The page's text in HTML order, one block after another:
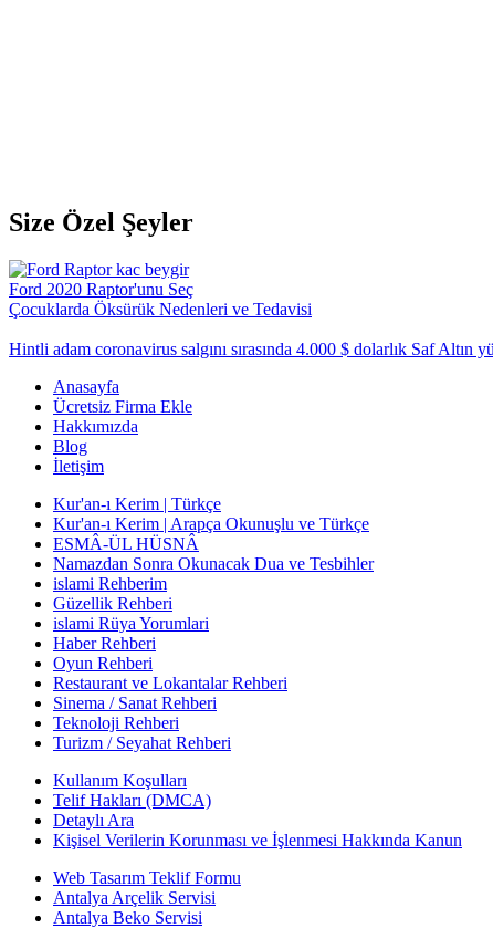
Size Özel Şeyler
Ford 2020 Raptor'unu Seç
Çocuklarda Öksürük Nedenleri ve Tedavisi
Hintli adam coronavirus salgını sırasında 4.000 $ dolarlık Saf Altın
Anasayfa
Ücretsiz Firma Ekle
Hakkımızda
Blog
İletişim
Kur'an-ı Kerim | Türkçe
Kur'an-ı Kerim | Arapça Okunuşlu ve Türkçe
ESMÂ-ÜL HÜSNÂ
Namazdan Sonra Okunacak Dua ve Tesbihler
islami Rehberim
Güzellik Rehberi
islami Rüya Yorumlari
Haber Rehberi
Oyun Rehberi
Restaurant ve Lokantalar Rehberi
Sinema / Sanat Rehberi
Teknoloji Rehberi
Turizm / Seyahat Rehberi
Kullanım Koşulları
Telif Hakları (DMCA)
Detaylı Ara
Kişisel Verilerin Korunması ve İşlenmesi Hakkında Kanun
Web Tasarım Teklif Formu
Antalya Arçelik Servisi
Antalya Beko Servisi